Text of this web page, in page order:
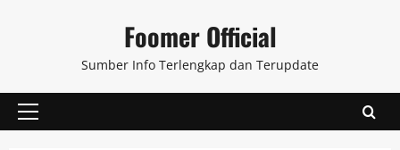
Foomer Official
Sumber Info Terlengkap dan Terupdate
Primary